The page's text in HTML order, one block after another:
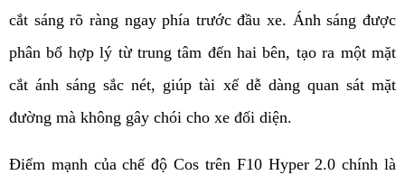
cắt sáng rõ ràng ngay phía trước đầu xe. Ánh sáng được
phân bổ hợp lý từ trung tâm đến hai bên, tạo ra một mặt
cắt ánh sáng sắc nét, giúp tài xế dễ dàng quan sát mặt
đường mà không gây chói cho xe đối diện.
Điểm mạnh của chế độ Cos trên F10 Hyper 2.0 chính là